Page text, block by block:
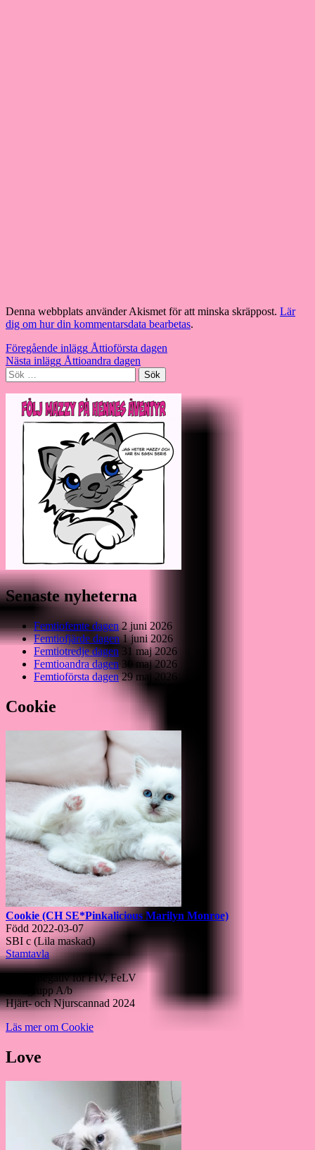
Denna webbplats använder Akismet för att minska skräppost. Lär
dig om hur din kommentarsdata bearbetas.
Inläggsnavigering
Föregående inlägg Åttioförsta dagen
Nästa inlägg Åttioandra dagen
Sök
efter:
Senaste nyheterna
Femtiofemte dagen 2 juni 2026
Femtiofjärde dagen 1 juni 2026
Femtiotredje dagen 31 maj 2026
Femtioandra dagen 30 maj 2026
Femtioförsta dagen 29 maj 2026
Cookie
Cookie (CH SE*Pinkalicious Marilyn Monroe)
Född 2022-03-07
SBI c (Lila maskad)
Stamtavla
Testad negativ för FIV, FeLV
Blodgrupp A/b
Hjärt- och Njurscannad 2024
Läs mer om Cookie
Love